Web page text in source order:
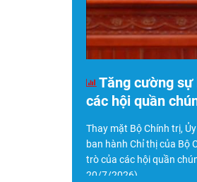
Tăng cường
các hội quần
Thay mặt Bộ Chính trị,
ban hành Chỉ thị của Bộ
trò của các hội quần
20/7/2026)